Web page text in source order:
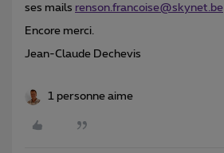
ses mails renson.francoise@skynet.be
Encore merci.
Jean-Claude Dechevis
1 personne aime